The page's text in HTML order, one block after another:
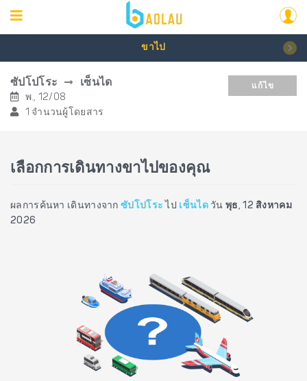
ขาไป
ซัปโปโระ เซ็นได
พ., 12/08
1 จำนวนผู้โดยสาร
แก้ไข
เลือกการเดินทางขาไปของคุณ
ผลการค้นหา เดินทางจาก ซัปโปโระ ไป เซ็นไดวันพุธ, 12 สิงหาคม
2026